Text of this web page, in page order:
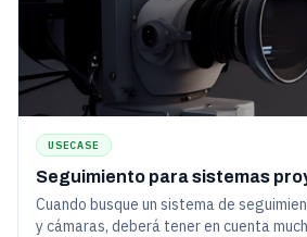
USECASE
Seguimiento para sistemas
Cuando busque un sistema de
y cámaras, deberá tener en cuenta